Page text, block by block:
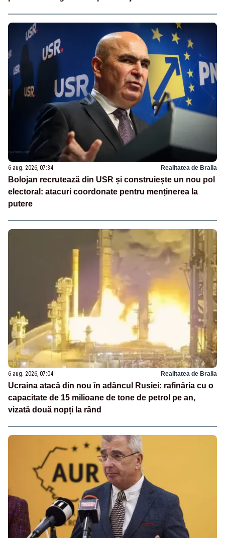
6 aug. 2026, 07:34 Realitatea de Braila
Bolojan recrutează din USR și construiește un nou pol
electoral: atacuri coordonate pentru menținerea la
putere
6 aug. 2026, 07:04 Realitatea de Braila
Ucraina atacă din nou în adâncul Rusiei: rafinăria cu o
capacitate de 15 milioane de tone de petrol pe an,
vizată două nopți la rând